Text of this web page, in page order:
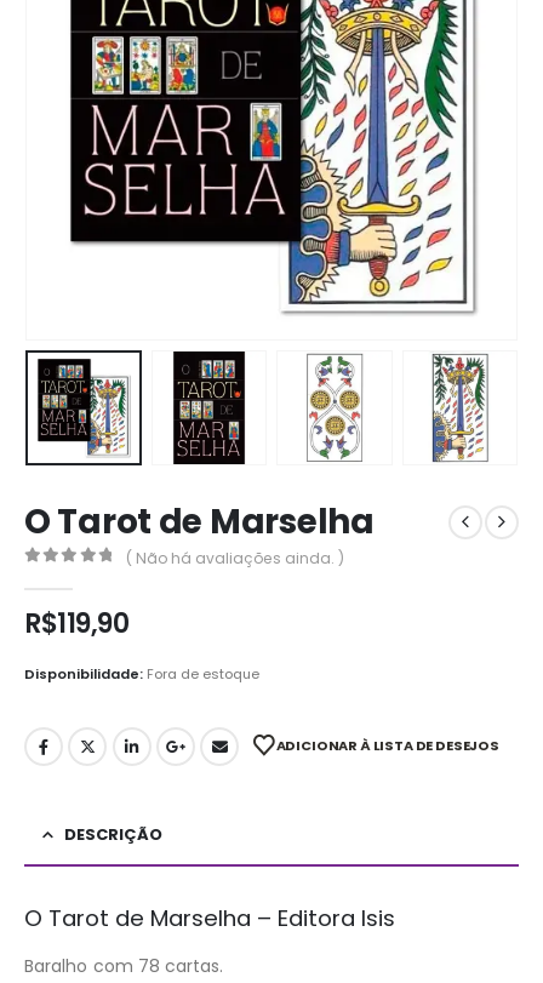
O Tarot de Marselha
( Não há avaliações ainda. )
R$119,90
Disponibilidade: Fora de estoque
ADICIONAR À LISTA DE DESEJOS
DESCRIÇÃO
O Tarot de Marselha – Editora Isis
Baralho com 78 cartas.